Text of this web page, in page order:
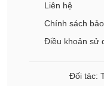
Liên hệ
Chính sách
Điều khoản sử
Đối tác: